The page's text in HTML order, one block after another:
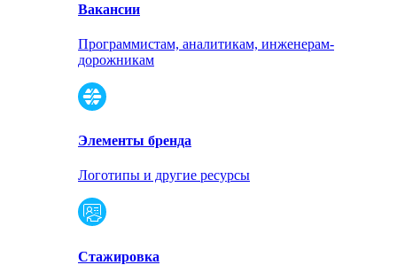
Вакансии
Программистам, аналитикам, инженерам-
дорожникам
Элементы бренда
Логотипы и другие ресурсы
Стажировка